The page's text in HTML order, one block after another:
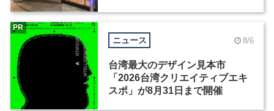
ニュース 8/6
台湾最大のデザイン見本市
「2026台湾クリエイティブエキ
スポ」が8月31日まで開催
PR